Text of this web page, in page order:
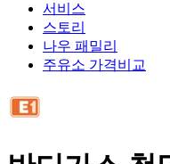
서비스
스토리
나우 패밀리
주유소 가격비교